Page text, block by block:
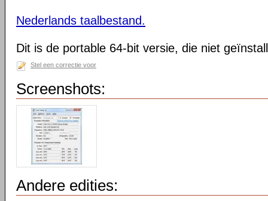
Nederlands taalbestand.
Dit is de portable 64-bit versie, die niet
Stel een correctie voor
Screenshots:
Andere edities: